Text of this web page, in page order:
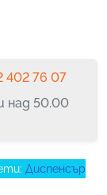
402 76 07
над 50.00
Диспенсър